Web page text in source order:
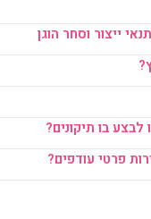
ייצור וסחר הוגן
בו תיקונים?
פרטי עודפים?